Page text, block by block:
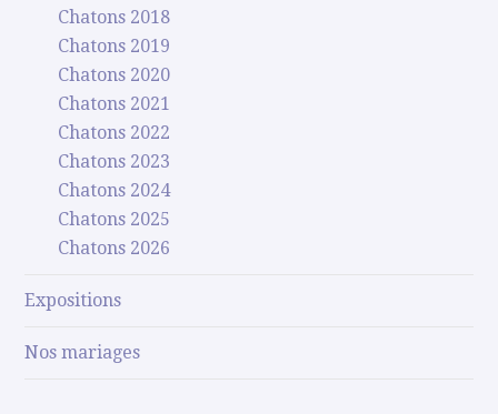
Chatons 2018
Chatons 2019
Chatons 2020
Chatons 2021
Chatons 2022
Chatons 2023
Chatons 2024
Chatons 2025
Chatons 2026
Expositions
Nos mariages